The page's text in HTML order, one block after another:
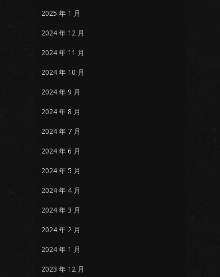
2025 年 1 月
2024 年 12 月
2024 年 11 月
2024 年 10 月
2024 年 9 月
2024 年 8 月
2024 年 7 月
2024 年 6 月
2024 年 5 月
2024 年 4 月
2024 年 3 月
2024 年 2 月
2024 年 1 月
2023 年 12 月